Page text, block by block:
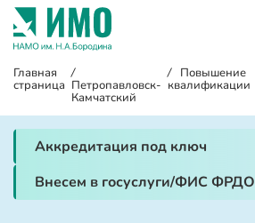
Главная
страница
/
Петропавловск-
Камчатский
/ Повышение
квалификации
Аккредитация под ключ
Внесем в госуслуги/ФИС ФРДО